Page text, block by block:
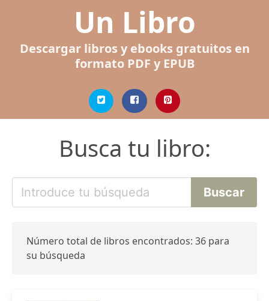
Un Libro
Descargar libros y ebooks gratuitos en
formato PDF y EPUB
Busca tu libro:
Número total de libros encontrados: 36 para
su búsqueda